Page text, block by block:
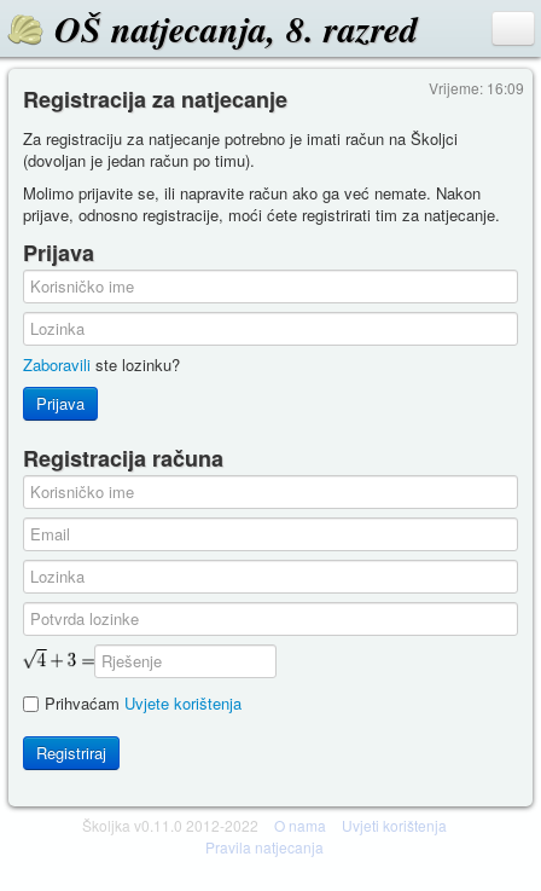
OŠ natjecanja, 8. razred
Vrijeme: 16:09
Registracija za natjecanje
Za registraciju za natjecanje potrebno je imati račun na Školjci
(dovoljan je jedan račun po timu).
Molimo prijavite se, ili napravite račun ako ga već nemate. Nakon
prijave, odnosno registracije, moći ćete registrirati tim za natjecanje.
Prijava
Zaboravili ste lozinku?
Prijava
Registracija računa
Prihvaćam Uvjete korištenja
Registriraj
Školjka v0.11.0 2012-2022 O nama
Uvjeti korištenja
Pravila natjecanja